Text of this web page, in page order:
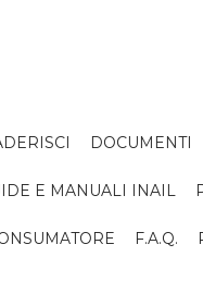
DOCUMENTI
E MANUALI INAIL
F.A.Q.